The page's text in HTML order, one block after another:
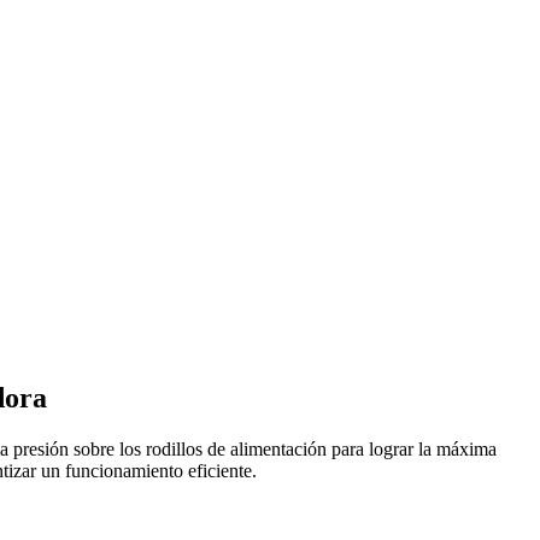
presión sobre los rodillos de alimentación para lograr la máxima
un funcionamiento eficiente.